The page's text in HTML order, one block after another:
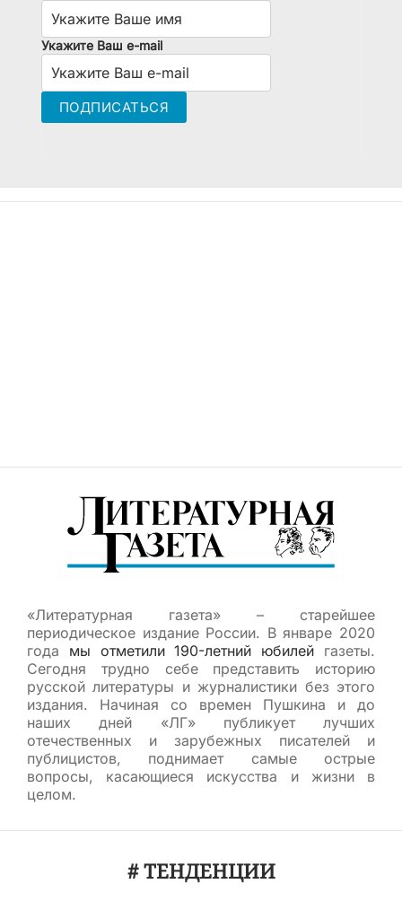
Укажите Ваш e-mail
«Литературная газета» – старейшее
периодическое издание России. В январе 2020
года мы отметили 190-летний юбилей газеты.
Сегодня трудно себе представить историю
русской литературы и журналистики без этого
издания. Начиная со времен Пушкина и до
наших дней «ЛГ» публикует лучших
отечественных и зарубежных писателей и
публицистов, поднимает самые острые
вопросы, касающиеся искусства и жизни в
целом.
# ТЕНДЕНЦИИ